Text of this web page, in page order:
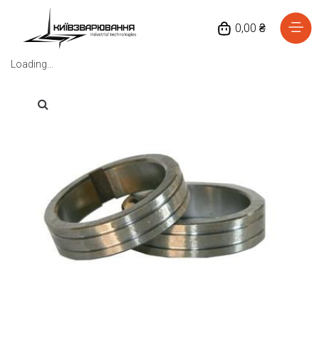
0,00 ₴
Loading...
Про нас
Доставка та оплата
Повернення та обмін